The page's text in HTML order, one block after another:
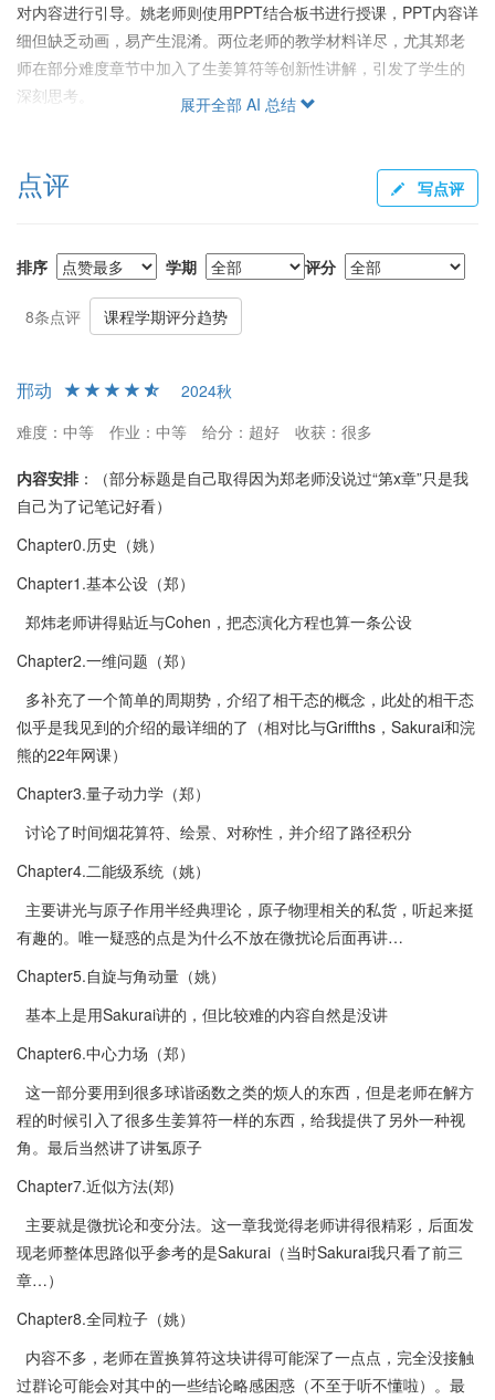
对内容进行引导。姚老师则使用PPT结合板书进行授课，PPT内容详
细但缺乏动画，易产生混淆。两位老师的教学材料详尽，尤其郑老
师在部分难度章节中加入了生姜算符等创新性讲解，引发了学生的
深刻思考。
作业量适中，每周几道题，难度适中但不提供标准答案，需要助教
书写。期末考试题目较具挑战性，尤其是融合私货的部分，不过如
格，某些题目因分值设置不合理而被吐槽。
评分与综合评价
评价中指出给分不错，尽管教学设计存在内容割裂的问题，但两位
对姚老师加入多余内容表示不满。总体而言，课程值得推荐，尤其
是对于想要深度理解量子力学的同学，但需注意自行补充习题和复
展开全部 AI 总结
点评 写点评
排序 学期 评分
8条点评 课程学期评分趋势
邢动
2024秋
难度：中等
作业：中等 给分：超好 收获：很多
内容安排：（部分标题是自己取得因为郑老师没说过“第x章”只是我
自己为了记笔记好看）
Chapter0.历史（姚）
Chapter1.基本公设（郑）
郑炜老师讲得贴近与Cohen，把态演化方程也算一条公设
Chapter2.一维问题（郑）
多补充了一个简单的周期势，介绍了相干态的概念，此处的相干态
似乎是我见到的介绍的最详细的了（相对比与Griffths，Sakurai和浣
熊的22年网课）
Chapter3.量子动力学（郑）
讨论了时间烟花算符、绘景、对称性，并介绍了路径积分
Chapter4.二能级系统（姚）
主要讲光与原子作用半经典理论，原子物理相关的私货，听起来挺
有趣的。唯一疑惑的点是为什么不放在微扰论后面再讲…
Chapter5.自旋与角动量（姚）
基本上是用Sakurai讲的，但比较难的内容自然是没讲
Chapter6.中心力场（郑）
这一部分要用到很多球谐函数之类的烦人的东西，但是老师在解方
程的时候引入了很多生姜算符一样的东西，给我提供了另外一种视
角。最后当然讲了讲氢原子
Chapter7.近似方法(郑)
主要就是微扰论和变分法。这一章我觉得老师讲得很精彩，后面发
现老师整体思路似乎参考的是Sakurai（当时Sakurai我只看了前三
章…）
Chapter8.全同粒子（姚）
内容不多，老师在置换算符这块讲得可能深了一点点，完全没接触
过群论可能会对其中的一些结论略感困惑（不至于听不懂啦）。最